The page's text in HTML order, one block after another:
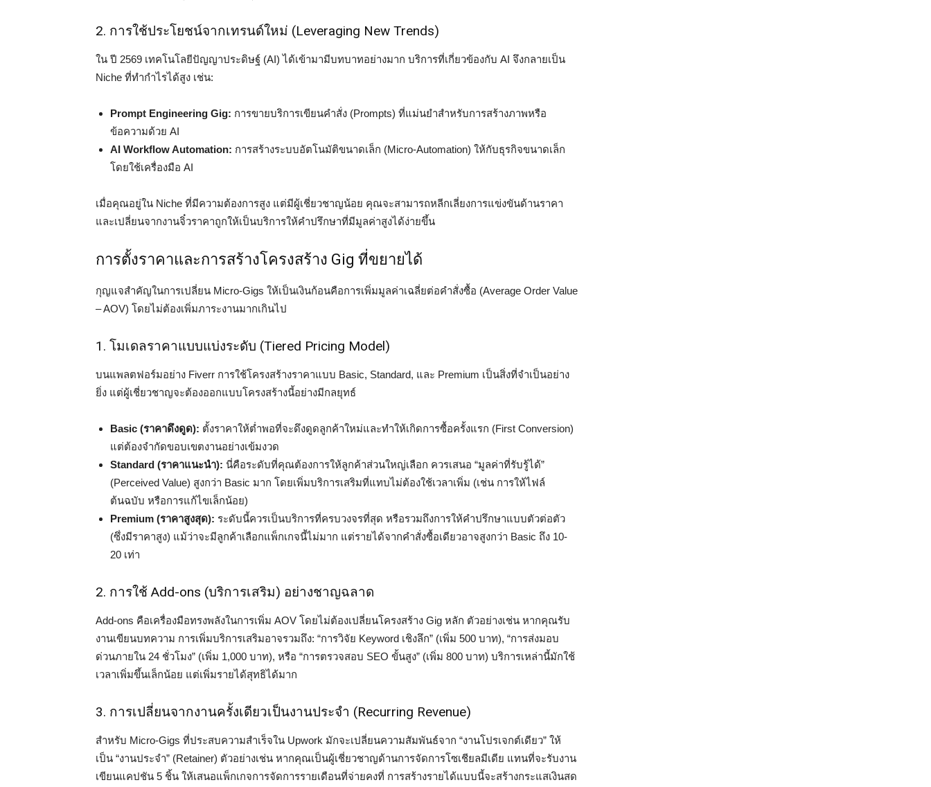
2. การใช้ประโยชน์จากเทรนด์ใหม่ (Leveraging New Trends)
ใน ปี 2569 เทคโนโลยีปัญญาประดิษฐ์ (AI) ได้เข้ามามีบทบาทอย่างมาก บริการที่เกี่ยวข้องกับ AI จึงกลายเป็น
Niche ที่ทำกำไรได้สูง เช่น:
Prompt Engineering Gig: การขายบริการเขียนคำสั่ง (Prompts) ที่แม่นยำสำหรับการสร้างภาพหรือ
ข้อความด้วย AI
AI Workflow Automation: การสร้างระบบอัตโนมัติขนาดเล็ก (Micro-Automation) ให้กับธุรกิจขนาดเล็ก
โดยใช้เครื่องมือ AI
เมื่อคุณอยู่ใน Niche ที่มีความต้องการสูง แต่มีผู้เชี่ยวชาญน้อย คุณจะสามารถหลีกเลี่ยงการแข่งขันด้านราคา
และเปลี่ยนจากงานจิ๋วราคาถูกให้เป็นบริการให้คำปรึกษาที่มีมูลค่าสูงได้ง่ายขึ้น
การตั้งราคาและการสร้างโครงสร้าง Gig ที่ขยายได้
กุญแจสำคัญในการเปลี่ยน Micro-Gigs ให้เป็นเงินก้อนคือการเพิ่มมูลค่าเฉลี่ยต่อคำสั่งซื้อ (Average Order Value
– AOV) โดยไม่ต้องเพิ่มภาระงานมากเกินไป
1. โมเดลราคาแบบแบ่งระดับ (Tiered Pricing Model)
บนแพลตฟอร์มอย่าง Fiverr การใช้โครงสร้างราคาแบบ Basic, Standard, และ Premium เป็นสิ่งที่จำเป็นอย่าง
ยิ่ง แต่ผู้เชี่ยวชาญจะต้องออกแบบโครงสร้างนี้อย่างมีกลยุทธ์
Basic (ราคาดึงดูด): ตั้งราคาให้ต่ำพอที่จะดึงดูดลูกค้าใหม่และทำให้เกิดการซื้อครั้งแรก (First Conversion)
แต่ต้องจำกัดขอบเขตงานอย่างเข้มงวด
Standard (ราคาแนะนำ): นี่คือระดับที่คุณต้องการให้ลูกค้าส่วนใหญ่เลือก ควรเสนอ “มูลค่าที่รับรู้ได้”
(Perceived Value) สูงกว่า Basic มาก โดยเพิ่มบริการเสริมที่แทบไม่ต้องใช้เวลาเพิ่ม (เช่น การให้ไฟล์
ต้นฉบับ หรือการแก้ไขเล็กน้อย)
Premium (ราคาสูงสุด): ระดับนี้ควรเป็นบริการที่ครบวงจรที่สุด หรือรวมถึงการให้คำปรึกษาแบบตัวต่อตัว
(ซึ่งมีราคาสูง) แม้ว่าจะมีลูกค้าเลือกแพ็กเกจนี้ไม่มาก แต่รายได้จากคำสั่งซื้อเดียวอาจสูงกว่า Basic ถึง 10-
20 เท่า
2. การใช้ Add-ons (บริการเสริม) อย่างชาญฉลาด
Add-ons คือเครื่องมือทรงพลังในการเพิ่ม AOV โดยไม่ต้องเปลี่ยนโครงสร้าง Gig หลัก ตัวอย่างเช่น หากคุณรับ
งานเขียนบทความ การเพิ่มบริการเสริมอาจรวมถึง: “การวิจัย Keyword เชิงลึก” (เพิ่ม 500 บาท), “การส่งมอบ
ด่วนภายใน 24 ชั่วโมง” (เพิ่ม 1,000 บาท), หรือ “การตรวจสอบ SEO ขั้นสูง” (เพิ่ม 800 บาท) บริการเหล่านี้มักใช้
เวลาเพิ่มขึ้นเล็กน้อย แต่เพิ่มรายได้สุทธิได้มาก
3. การเปลี่ยนจากงานครั้งเดียวเป็นงานประจำ (Recurring Revenue)
สำหรับ Micro-Gigs ที่ประสบความสำเร็จใน Upwork มักจะเปลี่ยนความสัมพันธ์จาก “งานโปรเจกต์เดียว” ให้
เป็น “งานประจำ” (Retainer) ตัวอย่างเช่น หากคุณเป็นผู้เชี่ยวชาญด้านการจัดการโซเชียลมีเดีย แทนที่จะรับงาน
เขียนแคปชัน 5 ชิ้น ให้เสนอแพ็กเกจการจัดการรายเดือนที่จ่ายคงที่ การสร้างรายได้แบบนี้จะสร้างกระแสเงินสด